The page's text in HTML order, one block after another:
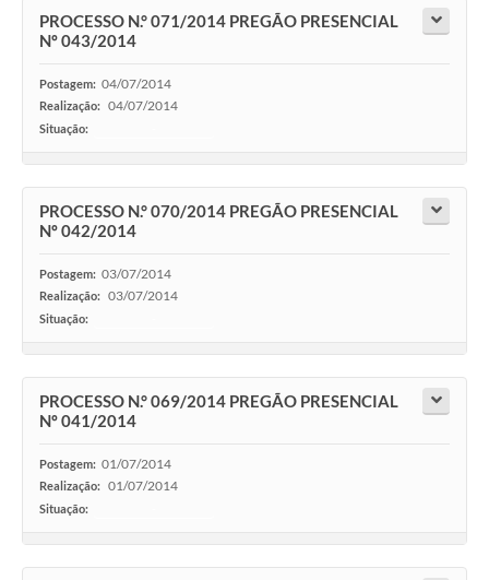
PROCESSO N.° 071/2014 PREGÃO PRESENCIAL
Nº 043/2014
Postagem: 04/07/2014
Realização: 04/07/2014
Situação:
PROCESSO N.° 070/2014 PREGÃO PRESENCIAL
Nº 042/2014
Postagem: 03/07/2014
Realização: 03/07/2014
Situação:
PROCESSO N.° 069/2014 PREGÃO PRESENCIAL
Nº 041/2014
Postagem: 01/07/2014
Realização: 01/07/2014
Situação: